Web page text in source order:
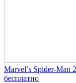
Marvel’s Spider-
бесплатно